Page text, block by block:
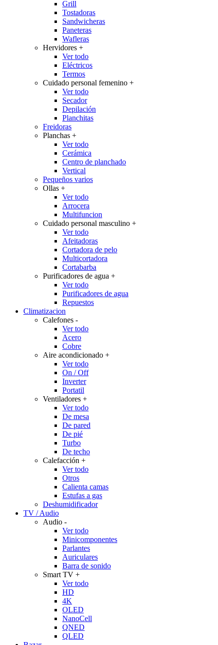
Grill
Tostadoras
Sandwicheras
Paneteras
Wafleras
Hervidores +
Ver todo
Eléctricos
Termos
Cuidado personal femenino +
Ver todo
Secador
Depilación
Planchitas
Freidoras
Planchas +
Ver todo
Cerámica
Centro de planchado
Vertical
Pequeños varios
Ollas +
Ver todo
Arrocera
Multifuncion
Cuidado personal masculino +
Ver todo
Afeitadoras
Cortadora de pelo
Multicortadora
Cortabarba
Purificadores de agua +
Ver todo
Purificadores de agua
Repuestos
Climatizacion
Calefones -
Ver todo
Acero
Cobre
Aire acondicionado +
Ver todo
On / Off
Inverter
Portatil
Ventiladores +
Ver todo
De mesa
De pared
De pié
Turbo
De techo
Calefacción +
Ver todo
Otros
Calienta camas
Estufas a gas
Deshumidificador
TV / Audio
Audio -
Ver todo
Minicomponentes
Parlantes
Auriculares
Barra de sonido
Smart TV +
Ver todo
HD
4K
OLED
NanoCell
QNED
QLED